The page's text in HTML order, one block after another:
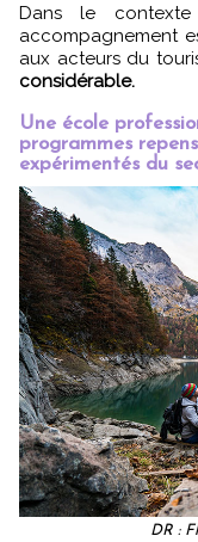
Dans le
accompagnement
aux acteurs du
considérable.
Une école
programmes
expérimentés du
DR :